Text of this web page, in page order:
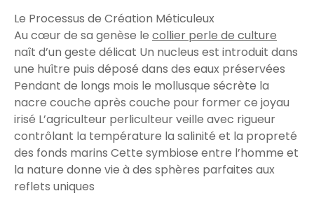
Le Processus de Création Méticuleux
Au cœur de sa genèse le collier perle de culture
naît d’un geste délicat Un nucleus est introduit dans
une huître puis déposé dans des eaux préservées
Pendant de longs mois le mollusque sécrète la
nacre couche après couche pour former ce joyau
irisé L’agriculteur perliculteur veille avec rigueur
contrôlant la température la salinité et la propreté
des fonds marins Cette symbiose entre l’homme et
la nature donne vie à des sphères parfaites aux
reflets uniques